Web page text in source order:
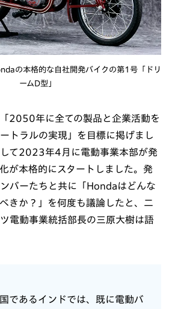
の本格的な自社開発バイクの第1号「ドリ
ームD型」
2050年に全ての製品と企業活動を
トラルの実現」を目標に掲げまし
て2023年4月に電動事業本部が発
が本格的にスタートしました。発
バーたちと共に「Hondaはどんな
きか？」を何度も議論したと、二
電動事業統括部長の三原大樹は語
であるインドでは、既に電動バ